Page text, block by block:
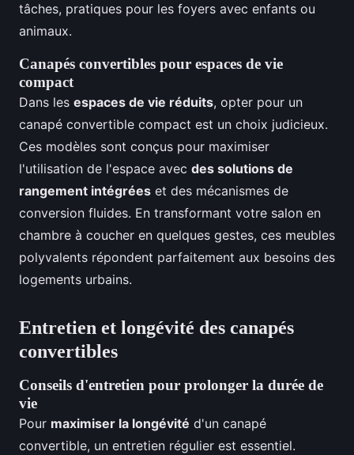
tâches, pratiques pour les foyers avec enfants ou
animaux.
Canapés convertibles pour espaces de vie
compact
Dans les espaces de vie réduits, opter pour un
canapé convertible compact est un choix judicieux.
Ces modèles sont conçus pour maximiser
l'utilisation de l'espace avec des solutions de
rangement intégrées et des mécanismes de
conversion fluides. En transformant votre salon en
chambre à coucher en quelques gestes, ces meubles
polyvalents répondent parfaitement aux besoins des
logements urbains.
Entretien et longévité des canapés
convertibles
Conseils d'entretien pour prolonger la durée de
vie
Pour maximiser la longévité d'un canapé
convertible, un entretien régulier est essentiel.